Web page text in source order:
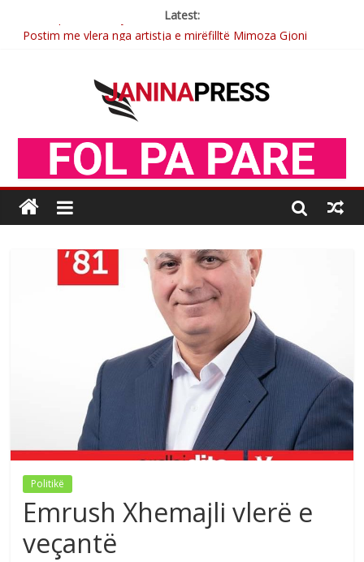
Latest:
Postim me vlera nga artistja e mirëfilltë Mimoza Gjoni
Brahim Çekaj njē veprimtar i respektuar i çeshtjës kombëtare
Sulm , pse të dua ty
Politikë
Emrush Xhemajli vlerë e
veçantë